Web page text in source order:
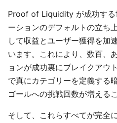
Proof of Liquidity が成功する
ーションのデフォルトの立ち
して収益とユーザー獲得を加
います。これにより、数百、
ョンが成功裏にブレイクアウ
で真にカテゴリーを定義する
ゴールへの挑戦回数が増える
そして、これらすべてが完全